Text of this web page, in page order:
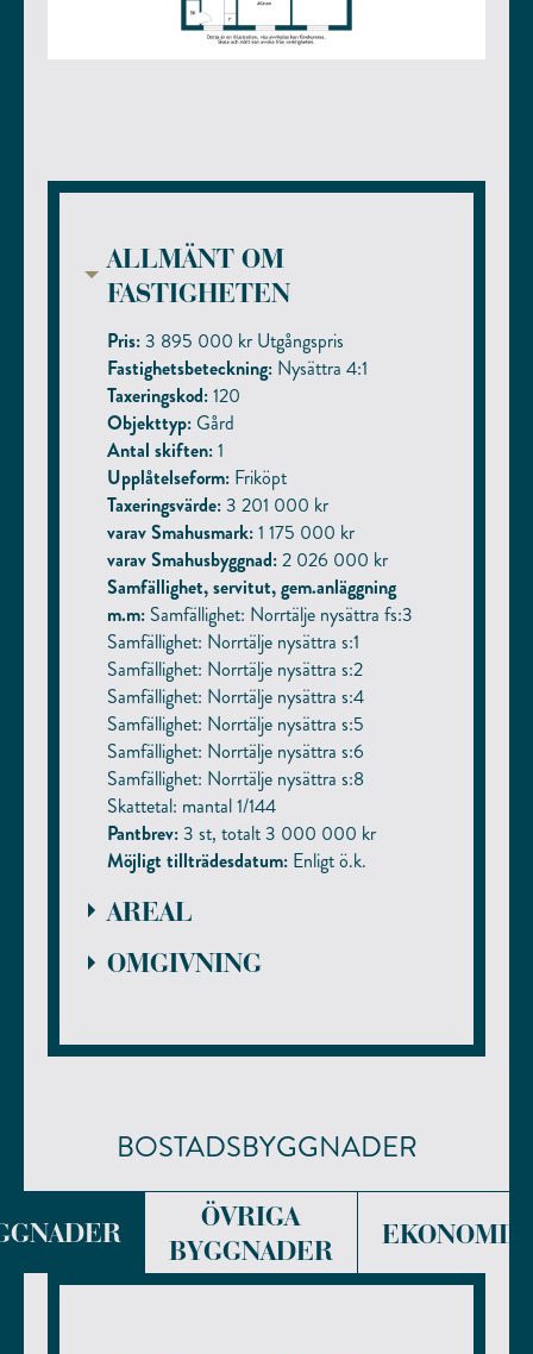
ALLMÄNT OM
FASTIGHETEN
Pris:3 895 000 kr Utgångspris
Fastighetsbeteckning: Nysättra 4:1
Taxeringskod:120
Objekttyp:Gård
Antal skiften:1
Upplåtelseform: Friköpt
Taxeringsvärde:3 201 000 kr
varav Smahusmark:1 175 000 kr
varav Smahusbyggnad:2 026 000 kr
Samfällighet, servitut, gem.anläggning
m.m: Samfällighet: Norrtälje nysättra fs:3
Samfällighet: Norrtälje nysättra s:1
Samfällighet: Norrtälje nysättra s:2
Samfällighet: Norrtälje nysättra s:4
Samfällighet: Norrtälje nysättra s:5
Samfällighet: Norrtälje nysättra s:6
Samfällighet: Norrtälje nysättra s:8
Skattetal: mantal 1/144
Pantbrev:3 st, totalt 3 000 000 kr
Möjligt tillträdesdatum: Enligt ö.k.
AREAL
Totalt :
OMGIVNING
Närservice:
Kommunikation:
BOSTADSBYGGNADER
ÖVRIGA
BYGGNADER